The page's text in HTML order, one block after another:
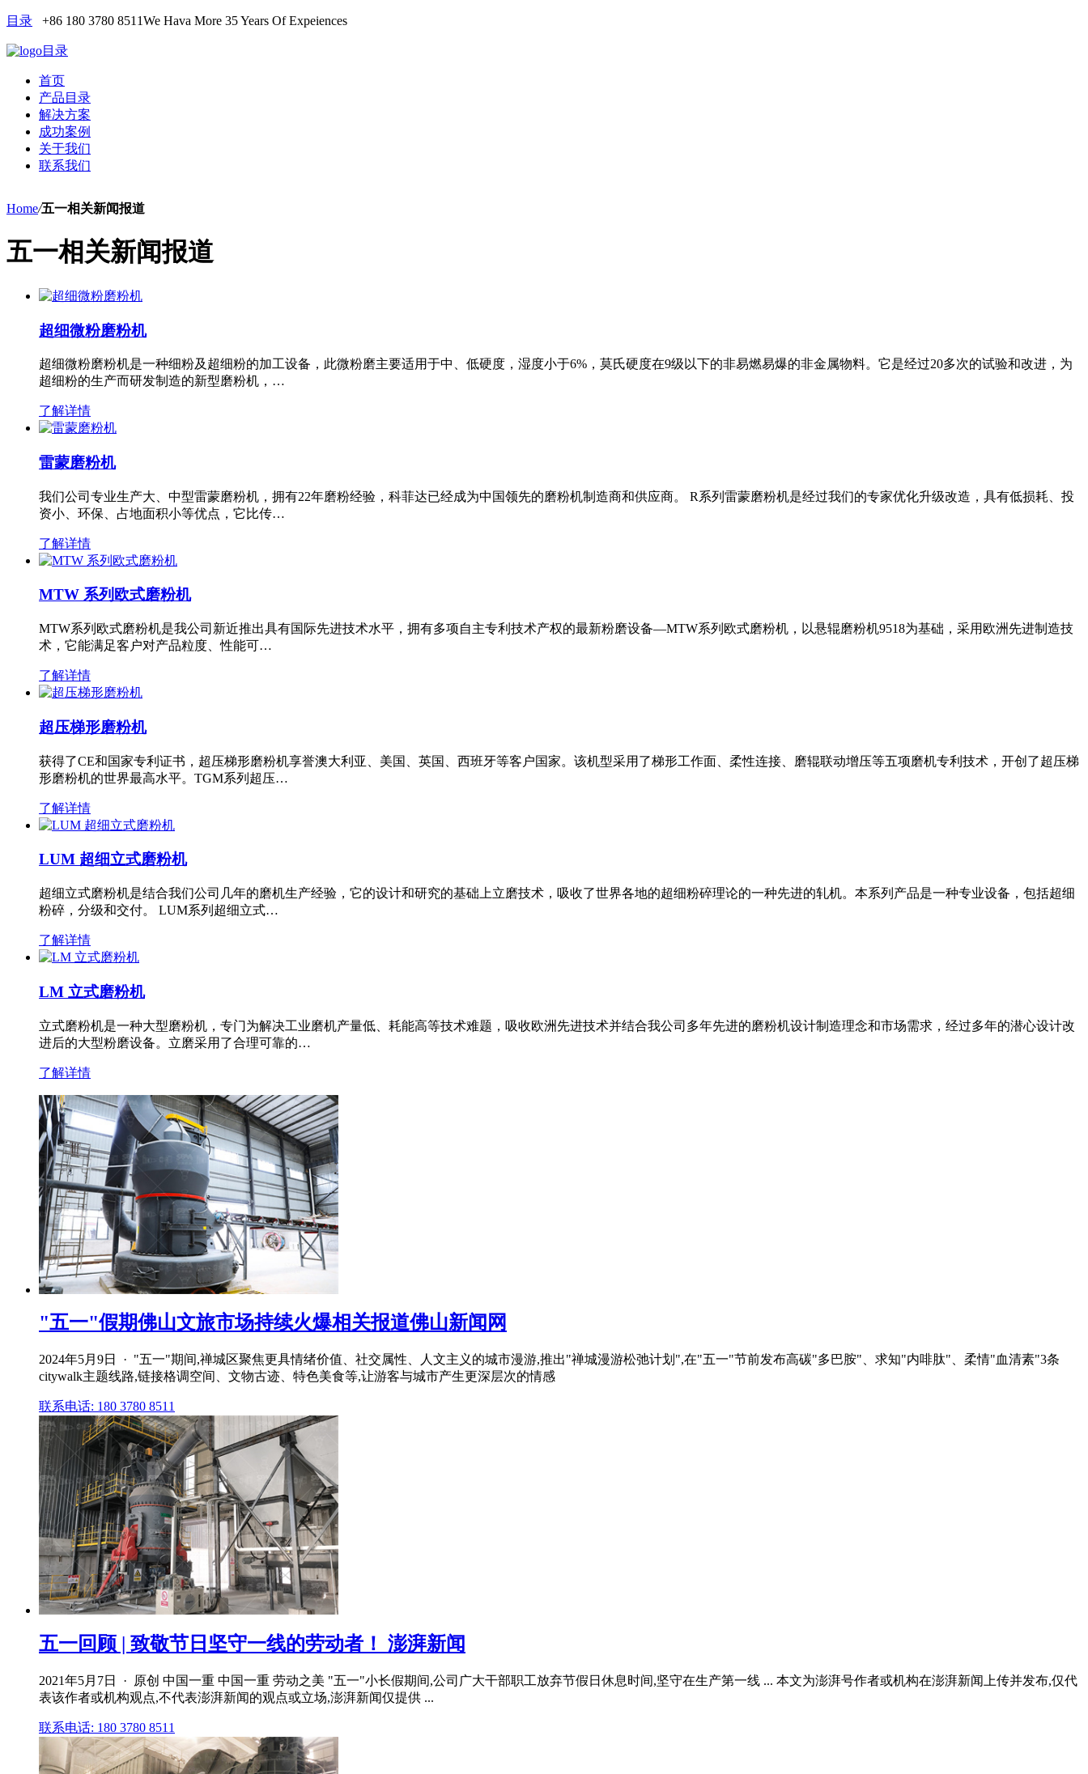
目录 +86 180 3780 8511We Hava More 35 Years Of Expeiences
目录
首页
产品目录
解决方案
成功案例
关于我们
联系我们
Home/五一相关新闻报道
五一相关新闻报道
超细微粉磨粉机
超细微粉磨粉机是一种细粉及超细粉的加工设备，此微粉磨主要适用于中、低硬度，湿度小于6%，莫氏硬度在9级以下的非易燃易爆的非金属物料。它是经过20多次的试验和改进，为
超细粉的生产而研发制造的新型磨粉机，…
了解详情
雷蒙磨粉机
我们公司专业生产大、中型雷蒙磨粉机，拥有22年磨粉经验，科菲达已经成为中国领先的磨粉机制造商和供应商。 R系列雷蒙磨粉机是经过我们的专家优化升级改造，具有低损耗、投
资小、环保、占地面积小等优点，它比传…
了解详情
MTW 系列欧式磨粉机
MTW系列欧式磨粉机是我公司新近推出具有国际先进技术水平，拥有多项自主专利技术产权的最新粉磨设备—MTW系列欧式磨粉机，以悬辊磨粉机9518为基础，采用欧洲先进制造技
术，它能满足客户对产品粒度、性能可…
了解详情
超压梯形磨粉机
获得了CE和国家专利证书，超压梯形磨粉机享誉澳大利亚、美国、英国、西班牙等客户国家。该机型采用了梯形工作面、柔性连接、磨辊联动增压等五项磨机专利技术，开创了超压梯
形磨粉机的世界最高水平。TGM系列超压…
了解详情
LUM 超细立式磨粉机
超细立式磨粉机是结合我们公司几年的磨机生产经验，它的设计和研究的基础上立磨技术，吸收了世界各地的超细粉碎理论的一种先进的轧机。本系列产品是一种专业设备，包括超细
粉碎，分级和交付。 LUM系列超细立式…
了解详情
LM 立式磨粉机
立式磨粉机是一种大型磨粉机，专门为解决工业磨机产量低、耗能高等技术难题，吸收欧洲先进技术并结合我公司多年先进的磨粉机设计制造理念和市场需求，经过多年的潜心设计改
进后的大型粉磨设备。立磨采用了合理可靠的…
了解详情
"五一"假期佛山文旅市场持续火爆相关报道佛山新闻网
2024年5月9日 · "五一"期间,禅城区聚焦更具情绪价值、社交属性、人文主义的城市漫游,推出"禅城漫游松弛计划",在"五一"节前发布高碳"多巴胺"、求知"内啡肽"、柔情"血清素"3条
citywalk主题线路,链接格调空间、文物古迹、特色美食等,让游客与城市产生更深层次的情感
联系电话: 180 3780 8511
五一回顾 | 致敬节日坚守一线的劳动者！ 澎湃新闻
2021年5月7日 · 原创 中国一重 中国一重 劳动之美 "五一"小长假期间,公司广大干部职工放弃节假日休息时间,坚守在生产第一线 ... 本文为澎湃号作者或机构在澎湃新闻上传并发布,仅代
表该作者或机构观点,不代表澎湃新闻的观点或立场,澎湃新闻仅提供 ...
联系电话: 180 3780 8511